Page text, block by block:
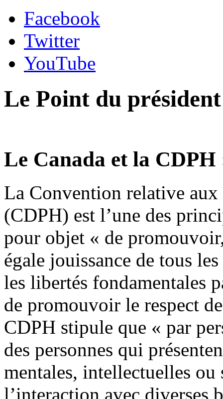
Facebook
Twitter
YouTube
Le Point du
Le Canada et la CDPH
La Convention relative aux
(CDPH) est l’une des
pour objet « de
égale jouissance de tous
les libertés fondamentales
de promouvoir le respect
CDPH stipule que « par
des personnes qui
mentales, intellectuelles
l’interaction avec diverses